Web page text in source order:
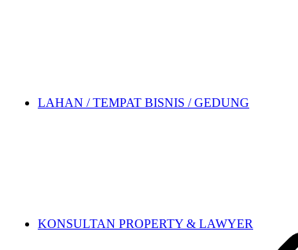
LAHAN / TEMPAT BISNIS / GEDUNG
KONSULTAN PROPERTY & LAWYER